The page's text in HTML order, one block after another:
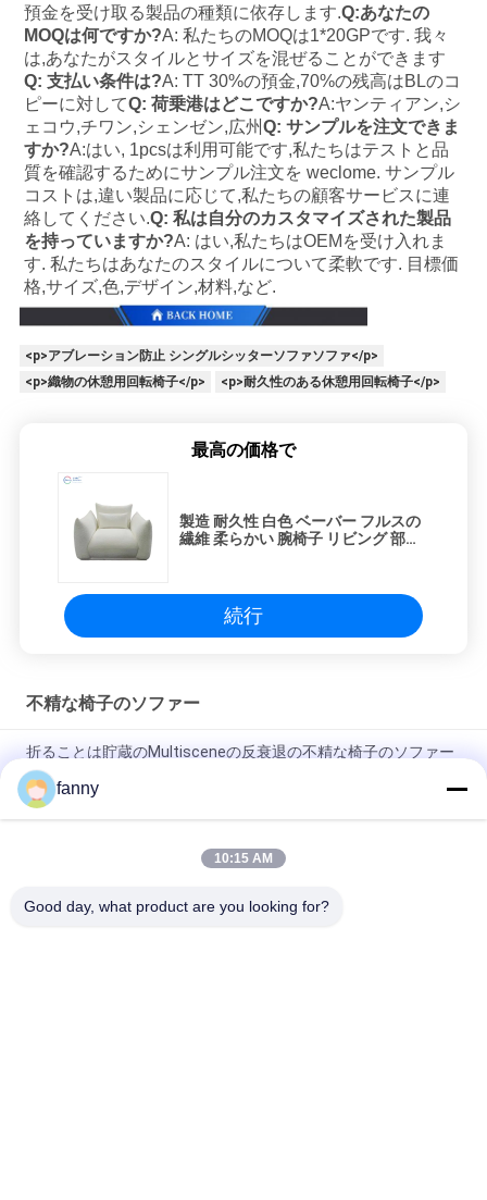
預金を受け取る製品の種類に依存します.Q:あなたの
MOQは何ですか?A: 私たちのMOQは1*20GPです. 我々
は,あなたがスタイルとサイズを混ぜることができます
Q: 支払い条件は?A: TT 30%の預金,70%の残高はBLのコ
ピーに対してQ: 荷乗港はどこですか?A:ヤンティアン,シ
ェコウ,チワン,シェンゼン,広州Q: サンプルを注文できま
すか?A:はい, 1pcsは利用可能です,私たちはテストと品
質を確認するためにサンプル注文を weclome. サンプル
コストは,違い製品に応じて,私たちの顧客サービスに連
絡してください.Q: 私は自分のカスタマイズされた製品
を持っていますか?A: はい,私たちはOEMを受け入れま
す. 私たちはあなたのスタイルについて柔軟です. 目標価
格,サイズ,色,デザイン,材料,など.
<p>アブレーション防止 シングルシッターソファソファ</p>
<p>織物の休憩用回転椅子</p>
<p>耐久性のある休憩用回転椅子</p>
最高の価格で
製造 耐久性 白色 ベーバー フルスの
繊維 柔らかい 腕椅子 リビング 部屋
続行
不精な椅子のソファー
折ることは貯蔵のMultisceneの反衰退の不精な椅子のソファー
を引き出す
通気性の旋回装置の不精な椅子のソファーの耐久力のある反傷
耐久の生地の余暇のソファーの椅子、反摩耗の単一のSeaterの
fanny
10:15 AM
Good day, what product are you looking for?